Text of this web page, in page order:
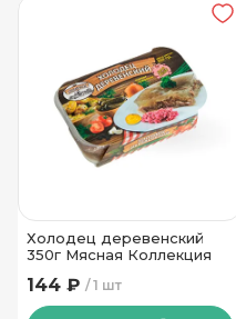
Холодец деревенский
350г Мясная Коллекция
1 шт
144 ₽